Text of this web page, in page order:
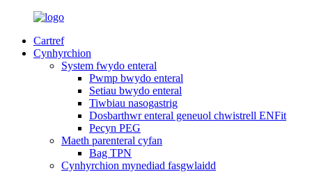
Cartref
Cynhyrchion
System fwydo enteral
Pwmp bwydo enteral
Setiau bwydo enteral
Tiwbiau nasogastrig
Dosbarthwr enteral geneuol chwistrell ENFit
Pecyn PEG
Maeth parenteral cyfan
Bag TPN
Cynhyrchion mynediad fasgwlaidd